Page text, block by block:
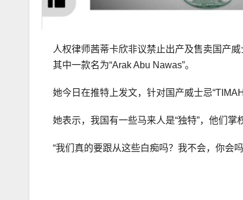
人权律师茜蒂卡欣非议禁止出产及售卖国产威
其中一款名为“Arak Abu Nawas”。
她今日在推特上发文，针对国产威士忌
她表示，我国有一些马来人是“独特”，他们掌
“我们真的要跟从这些白痴吗？我不会，你会